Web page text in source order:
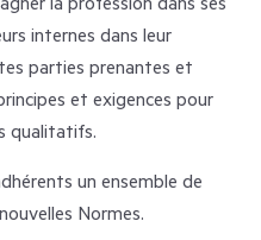
internes dans leur
parties prenantes et
et exigences pour
qualitatifs.
un ensemble de
Normes.